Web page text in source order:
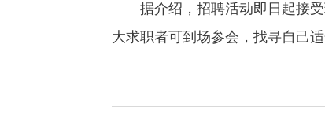
据介绍，招聘活动即日起接受
大求职者可到场参会，找寻自己